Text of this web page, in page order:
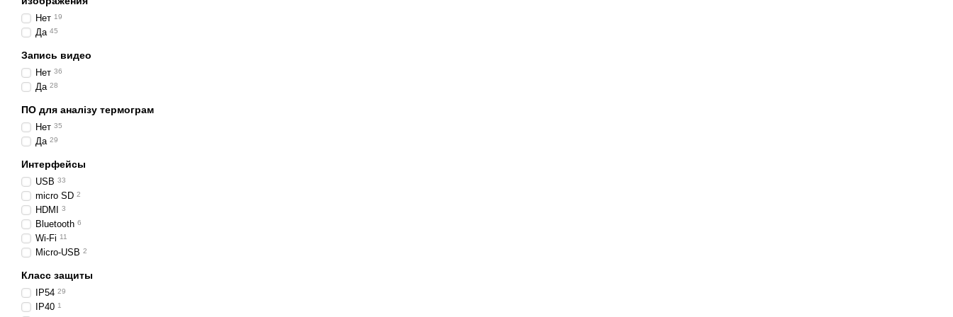
Нет 19
Да 45
Запись видео
Нет 36
Да 28
ПО для аналізу термограм
Нет 35
Да 29
Интерфейсы
USB 33
micro SD 2
HDMI 3
Bluetooth 6
Wi-Fi 11
Micro-USB 2
Класс защиты
IP54 29
IP40 1